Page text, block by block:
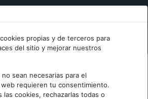
propias y de terceros para
del sitio y mejorar nuestros
sean necesarias para el
requieren tu consentimiento.
las cookies, rechazarlas todas o